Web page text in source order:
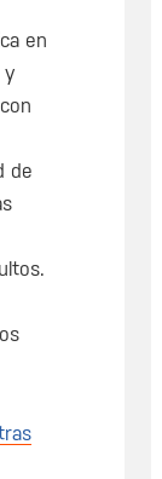
en
de